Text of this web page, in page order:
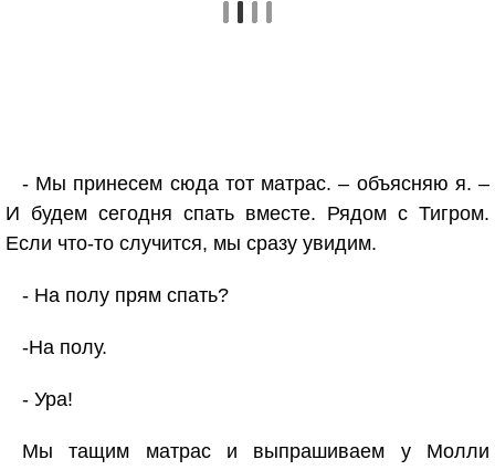
- Мы принесем сюда тот матрас. – объясняю я. –
И будем сегодня спать вместе. Рядом с Тигром.
Если что-то случится, мы сразу увидим.
- На полу прям спать?
-На полу.
- Ура!
Мы тащим матрас и выпрашиваем у Молли